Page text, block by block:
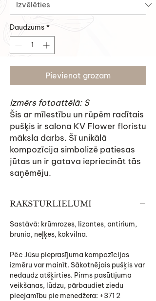
Daudzums *
Pievienot grozam
Izmērs fotoattēlā: S
Šis ar mīlestību un rūpēm radītais
pušķis ir salona KV Flower floristu
māksla darbs. Šī unikālā
kompozīcija simbolizē patiesas
jūtas un ir gatava iepriecināt tās
saņēmēju.
RAKSTURLIELUMI
Sastāvā: krūmrozes, lizantes, antirium,
brunia, neļķes, kokvilna.
Pēc Jūsu pieprasījuma kompozīcijas
izmēru var mainīt. Sākotnējais pušķis var
nedaudz atšķirties. Pirms pasūtījuma
veikšanas, lūdzu, pārbaudiet ziedu
pieejamību pie menedžera: +371 2